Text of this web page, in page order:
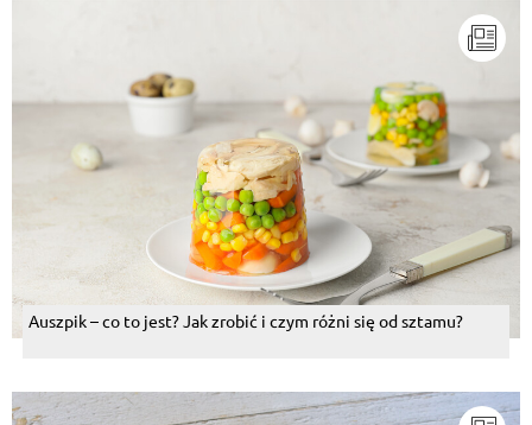
Auszpik – co to jest? Jak zrobić i czym różni się od sztamu?